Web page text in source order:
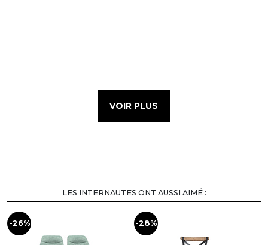
VOIR PLUS
LES INTERNAUTES ONT AUSSI AIMÉ :
-26% -28%